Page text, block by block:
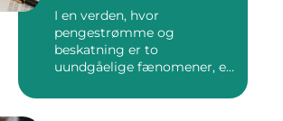
I en verden, hvor
pengestrømme og
beskatning er to
uundgåelige fænomener, er